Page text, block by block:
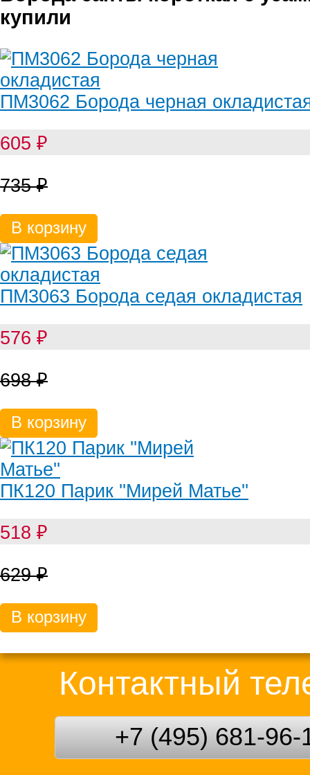
купили
ПМ3062 Борода черная
605 ₽
735₽
В корзину
ПМ3063 Борода седая окладистая
576 ₽
698₽
В корзину
ПК120 Парик ''Мирей Матье''
518 ₽
629₽
В корзину
Контактный
+7 (495) 681-96-